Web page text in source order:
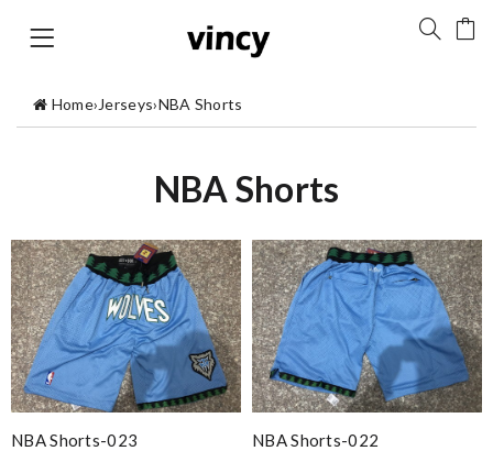
Home›Jerseys›NBA Shorts
NBA Shorts
NBA Shorts-023
NBA Shorts-022